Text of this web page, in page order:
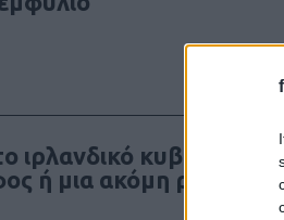
ιρλανδικό κυβερνητικό
ή μια ακόμη ρήξη με